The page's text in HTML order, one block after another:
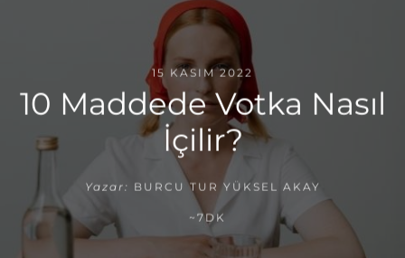
15 KASIM 2022
10 Maddede Votka Nasıl
İçilir?
Yazar: BURCU TUR YÜKSEL AKAY
~7DK